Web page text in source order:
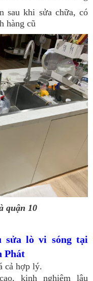
sau khi sửa chữa, có
hàng cũ
quận 10
sửa lò vi sóng tại
Phát
cả hợp lý.
kinh nghiệm lâu